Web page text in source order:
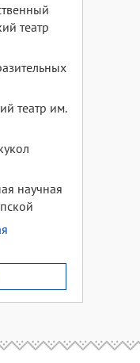
театр
театр им.
научная